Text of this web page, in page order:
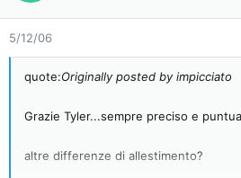
5/12/06
quote:Originally posted by impicciato
Grazie Tyler...sempre preciso e
altre differenze di allestimento?